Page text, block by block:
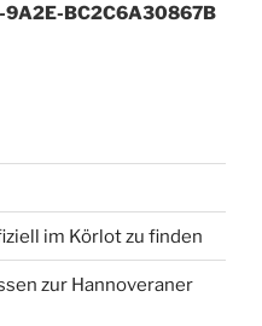
BC2C6A30867B
im Körlot zu finden
zur Hannoveraner